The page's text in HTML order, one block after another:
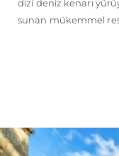
dizi deniz kenarı
sunan mükemmel